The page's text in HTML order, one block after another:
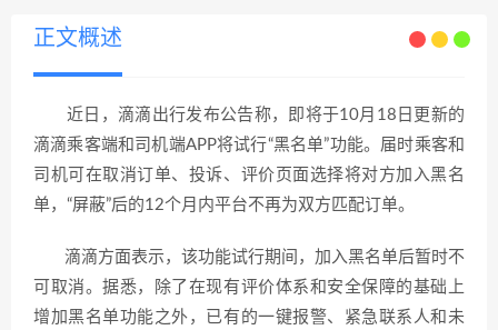
正文概述
近日，滴滴出行发布公告称，即将于10月18日更新的
滴滴乘客端和司机端APP将试行“黑名单”功能。届时乘客和
司机可在取消订单、投诉、评价页面选择将对方加入黑名
单，“屏蔽”后的12个月内平台不再为双方匹配订单。
滴滴方面表示，该功能试行期间，加入黑名单后暂时不
可取消。据悉，除了在现有评价体系和安全保障的基础上
增加黑名单功能之外，已有的一键报警、紧急联系人和未